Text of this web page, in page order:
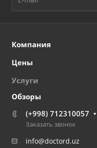
Компания
Цены
Услуги
Обзоры
(+998) 712310057
Заказать звонок
info@doctord.uz